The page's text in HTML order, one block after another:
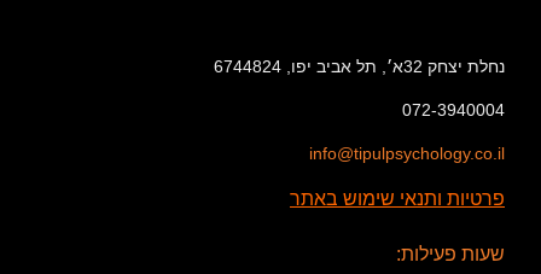
נחלת יצחק 32א׳, תל אביב יפו, 6744824
072-3940004
info@tipulpsychology.co.il
פרטיות ותנאי שימוש באתר
שעות פעילות: